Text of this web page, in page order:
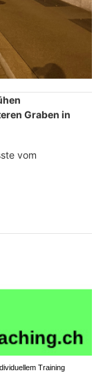
Graben in
vom
Training